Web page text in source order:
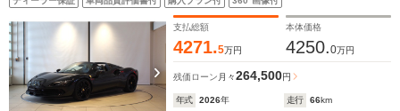
インドスポットリアレーダー
支払総額
4271.5万円
本体価格
4250.0万円
残価ローン 月々264,500円
年式 2026年 走行 66km